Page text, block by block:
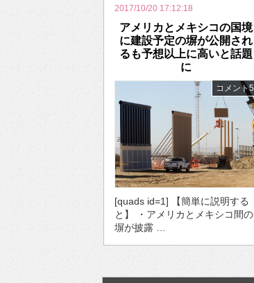
2017/10/20 17:12:18
アメリカとメキシコの国境
に建設予定の塀が公開され
るも予想以上に高いと話題
に
コメント5
[quads id=1] 【簡単に説明する
と】 ・アメリカとメキシコ間の
塀が披露 …